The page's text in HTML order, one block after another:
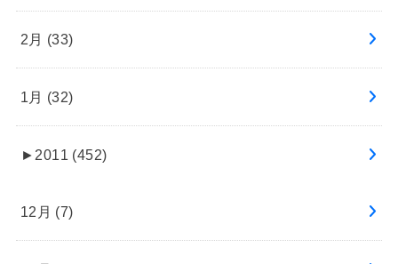
2月 (33)
1月 (32)
► 2011 (452)
12月 (7)